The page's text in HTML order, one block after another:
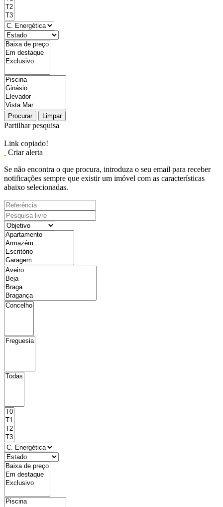
Procurar Limpar
Partilhar pesquisa
Link copiado!
Criar alerta
Se não encontra o que procura, introduza o seu email para receber
notificações sempre que existir um imóvel com as características
abaixo selecionadas.